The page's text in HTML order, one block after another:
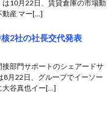
10月22日、賃貸倉庫の市場動
動産 マー[…]
2社の社長交代発表
接部門サポートのシェアードサ
8月22日、グループでイーソー
大谷真也イー[…]